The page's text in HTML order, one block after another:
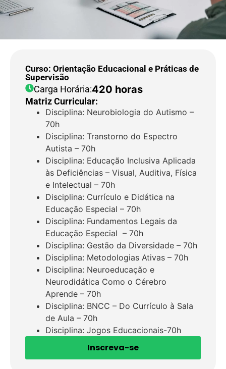
Curso: Orientação Educacional e Práticas de
Supervisão
Carga Horária:420 horas
Matriz Curricular:
Disciplina: Neurobiologia do Autismo –
70h
Disciplina: Transtorno do Espectro
Autista – 70h
Disciplina: Educação Inclusiva Aplicada
às Deficiências – Visual, Auditiva, Física
e Intelectual – 70h
Disciplina: Currículo e Didática na
Educação Especial – 70h
Disciplina: Fundamentos Legais da
Educação Especial – 70h
Disciplina: Gestão da Diversidade – 70h
Disciplina: Metodologias Ativas – 70h
Disciplina: Neuroeducação e
Neurodidática Como o Cérebro
Aprende – 70h
Disciplina: BNCC – Do Currículo à Sala
de Aula – 70h
Disciplina: Jogos Educacionais-70h
Inscreva-se